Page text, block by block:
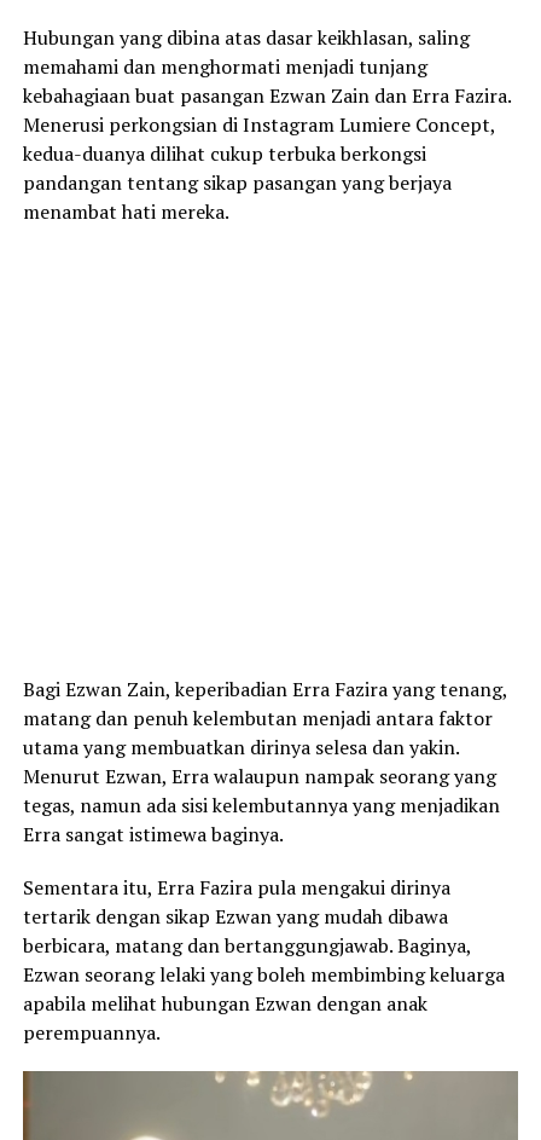
Hubungan yang dibina atas dasar keikhlasan, saling
memahami dan menghormati menjadi tunjang
kebahagiaan buat pasangan Ezwan Zain dan Erra Fazira.
Menerusi perkongsian di Instagram Lumiere Concept,
kedua-duanya dilihat cukup terbuka berkongsi
pandangan tentang sikap pasangan yang berjaya
menambat hati mereka.
Bagi Ezwan Zain, keperibadian Erra Fazira yang tenang,
matang dan penuh kelembutan menjadi antara faktor
utama yang membuatkan dirinya selesa dan yakin.
Menurut Ezwan, Erra walaupun nampak seorang yang
tegas, namun ada sisi kelembutannya yang menjadikan
Erra sangat istimewa baginya.
Sementara itu, Erra Fazira pula mengakui dirinya
tertarik dengan sikap Ezwan yang mudah dibawa
berbicara, matang dan bertanggungjawab. Baginya,
Ezwan seorang lelaki yang boleh membimbing keluarga
apabila melihat hubungan Ezwan dengan anak
perempuannya.